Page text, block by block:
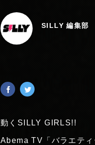
SILLY 編集部
動くSILLY GIRLS!!
Abema TV「バラエテ